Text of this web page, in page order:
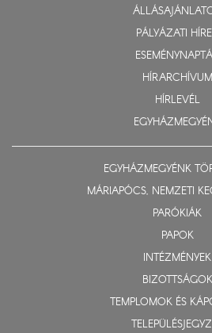
PÁLYÁZATI
HÍRARCHÍVUM
HÍRLEVÉL
EGYHÁZMEGYÉNK
MÁRIAPÓCS, NEMZETI
PARÓKIÁK
PAPOK
INTÉZMÉNYEK
BIZOTTSÁGOK
TEMPLOMOK ÉS